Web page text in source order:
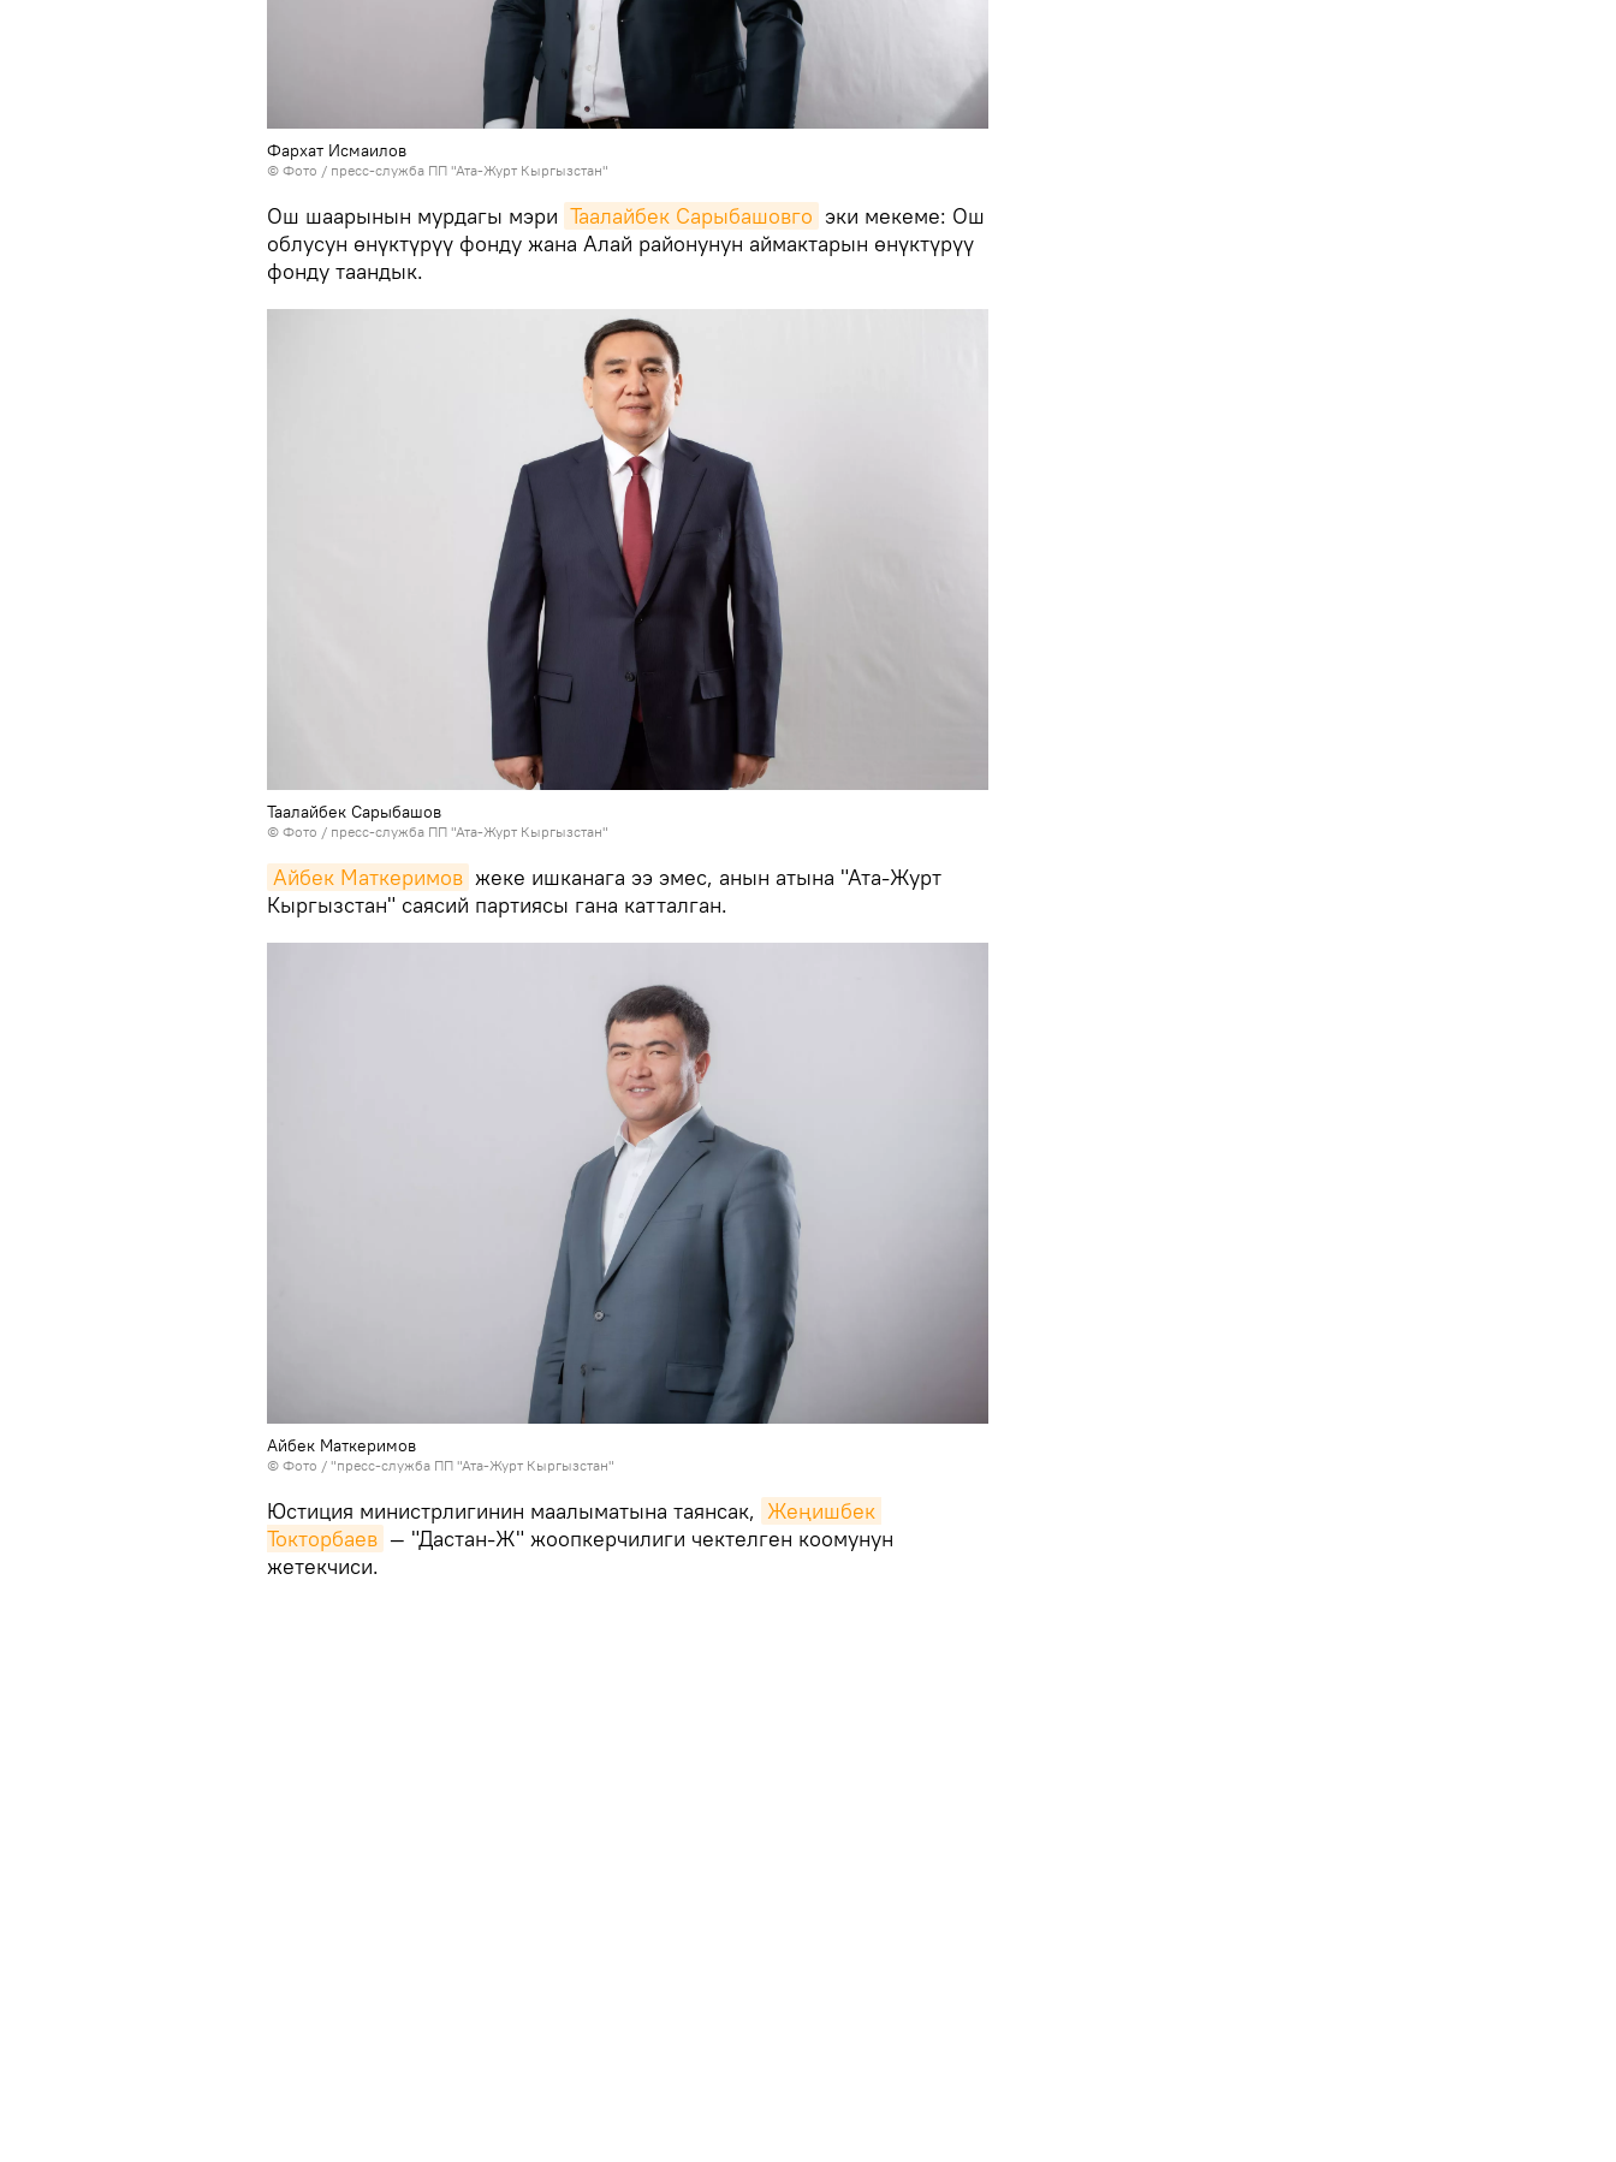
Фархат Исмаилов
© Фото / пресс-служба ПП "Ата-Журт Кыргызстан"
Ош шаарынын мурдагы мэри Таалайбек Сарыбашовго эки мекеме: Ош
облусун өнүктүрүү фонду жана Алай районунун аймактарын өнүктүрүү
фонду таандык.
Таалайбек Сарыбашов
© Фото / пресс-служба ПП "Ата-Журт Кыргызстан"
Айбек Маткеримов жеке ишканага ээ эмес, анын атына "Ата-Журт
Кыргызстан" саясий партиясы гана катталган.
Айбек Маткеримов
© Фото / "пресс-служба ПП "Ата-Журт Кыргызстан"
Юстиция министрлигинин маалыматына таянсак, Жеңишбек
Токторбаев — "Дастан-Ж" жоопкерчилиги чектелген коомунун
жетекчиси.